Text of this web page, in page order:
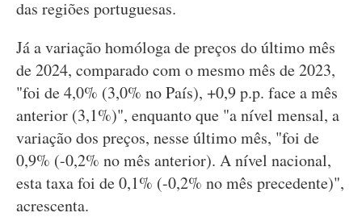
das regiões portuguesas.
Já a variação homóloga de preços do último mês
de 2024, comparado com o mesmo mês de 2023,
"foi de 4,0% (3,0% no País), +0,9 p.p. face a mês
anterior (3,1%)", enquanto que "a nível mensal, a
variação dos preços, nesse último mês, "foi de
0,9% (-0,2% no mês anterior). A nível nacional,
esta taxa foi de 0,1% (-0,2% no mês precedente)",
acrescenta.